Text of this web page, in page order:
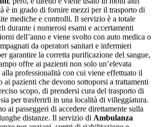
è in grado di fornire mezzi per il trasporto di
mediche e controlli. Il servizio è a totale
i numerosi esami e accertamenti
dell’anno e viene svolto con auto medica o
da operatori sanitari e infermieri
garantire la corretta purificazione del sangue,
offre ai pazienti non solo un’elevata
professionalità con cui viene effettuato il
pazienti che devono sottoporsi a trattamenti
scopo, di prendersi cura del trasporto di
per trasferirli in una località di villeggiatura.
passeggeri di accedere direttamente sulla
distanze. Il servizio di Ambulanza